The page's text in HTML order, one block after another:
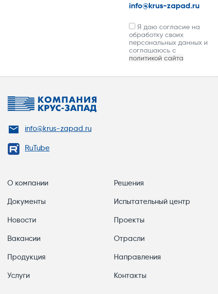
info@krus-zapad.ru
Я даю согласие на
обработку своих
персональных данных и
соглашаюсь с
политикой сайта
info@krus-zapad.ru
RuTube
О компании
Документы
Новости
Вакансии
Продукция
Услуги
Решения
Испытательный центр
Проекты
Отрасли
Направления
Контакты